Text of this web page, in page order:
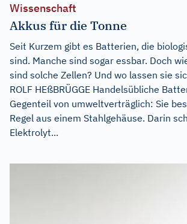
Wissenschaft
Akkus für die Tonne
Seit Kurzem gibt es Batterien, die
sind. Manche sind sogar essbar. Doch
sind solche Zellen? Und wo lassen sie
ROLF HEßBRÜGGE Handelsübliche
Gegenteil von umweltverträglich: Sie
Regel aus einem Stahlgehäuse. Darin
Elektrolyt...